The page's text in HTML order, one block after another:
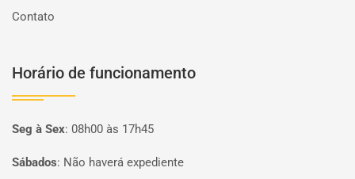
Contato
Horário de funcionamento
Seg à Sex: 08h00 às 17h45
Sábados: Não haverá expediente